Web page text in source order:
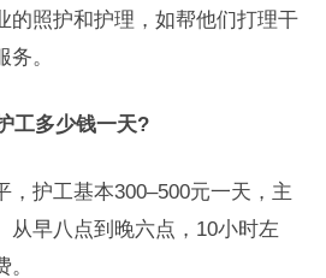
的照护和护理，如帮他们打理干
。
工多少钱一天?
，护工基本300–500元一天，主
从早八点到晚六点，10小时左